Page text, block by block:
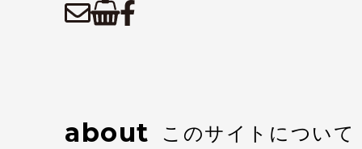
about このサイトについて